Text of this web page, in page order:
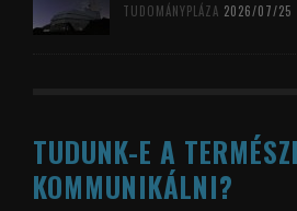
TUDOMÁNYPLÁZA 2026/07/25
TUDUNK-E A
KOMMUNIKÁLNI?